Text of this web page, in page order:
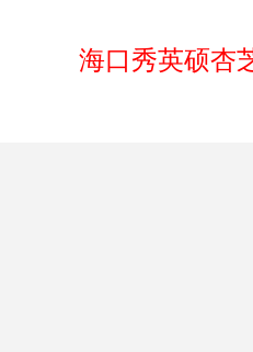
海口秀英硕杏